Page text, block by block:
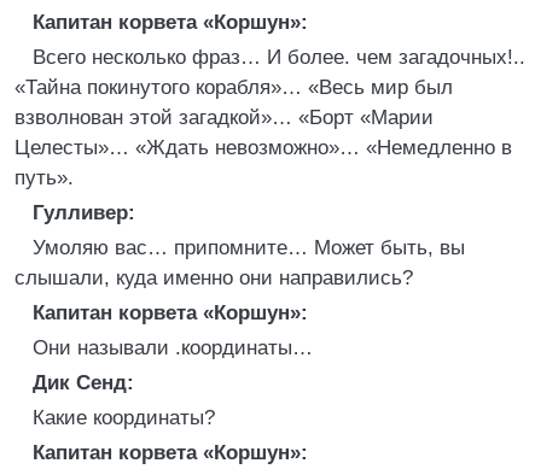
Капитан корвета «Коршун»:
Всего несколько фраз… И более. чем загадочных!..
«Тайна покинутого корабля»… «Весь мир был
взволнован этой загадкой»… «Борт «Марии
Целесты»… «Ждать невозможно»… «Немедленно в
путь».
Гулливер:
Умоляю вас… припомните… Может быть, вы
слышали, куда именно они направились?
Капитан корвета «Коршун»:
Они называли .координаты…
Дик Сенд:
Какие координаты?
Капитан корвета «Коршун»: